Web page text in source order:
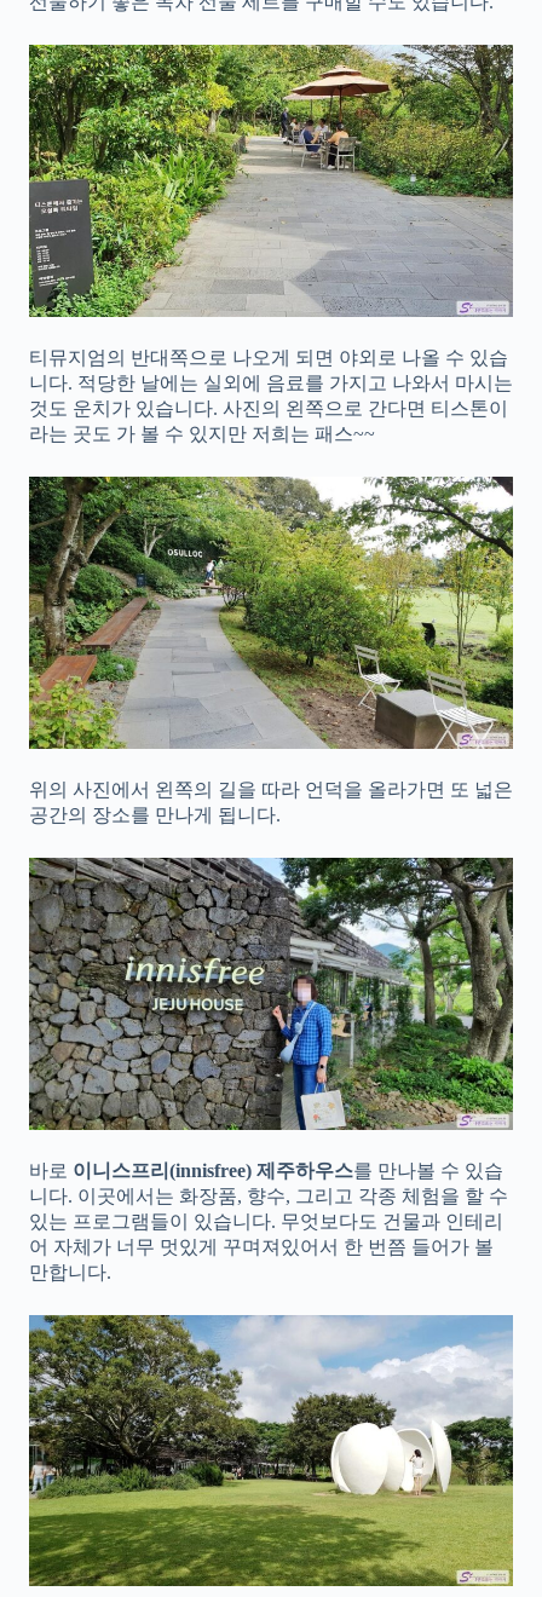
티뮤지엄의 반대쪽으로 나오게 되면 야외로 나올 수 있습
니다. 적당한 날에는 실외에 음료를 가지고 나와서 마시는
것도 운치가 있습니다. 사진의 왼쪽으로 간다면 티스톤이
라는 곳도 가 볼 수 있지만 저희는 패스~~
위의 사진에서 왼쪽의 길을 따라 언덕을 올라가면 또 넓은
공간의 장소를 만나게 됩니다.
바로 이니스프리(innisfree) 제주하우스를 만나볼 수 있습
니다. 이곳에서는 화장품, 향수, 그리고 각종 체험을 할 수
있는 프로그램들이 있습니다. 무엇보다도 건물과 인테리
어 자체가 너무 멋있게 꾸며져있어서 한 번쯤 들어가 볼
만합니다.